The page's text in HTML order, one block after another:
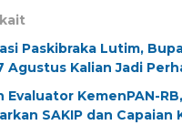
Paskibraka Lutim,
Agustus Kalian Jadi
Evaluator KemenPAN-
SAKIP dan Capaian